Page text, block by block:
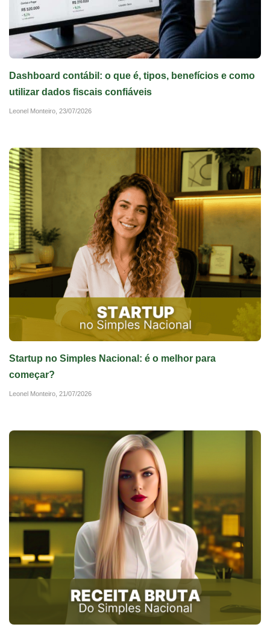
Dashboard contábil: o que é, tipos, benefícios e como
utilizar dados fiscais confiáveis
Leonel Monteiro, 23/07/2026
Startup no Simples Nacional: é o melhor para
começar?
Leonel Monteiro, 21/07/2026